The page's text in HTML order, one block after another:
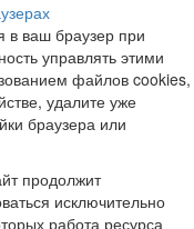
в ваш браузер при
управлять этими
файлов cookies,
удалите уже
браузера или
продолжит
исключительно
работа ресурса